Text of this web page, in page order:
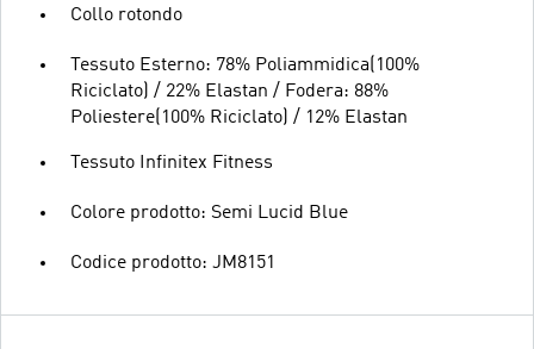
Collo rotondo
Tessuto Esterno: 78% Poliammidica(100%
Riciclato) / 22% Elastan / Fodera: 88%
Poliestere(100% Riciclato) / 12% Elastan
Tessuto Infinitex Fitness
Colore prodotto: Semi Lucid Blue
Codice prodotto: JM8151